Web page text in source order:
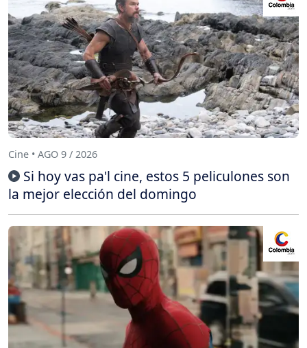
Cine • AGO 9 / 2026
Si hoy vas pa'l cine, estos 5 peliculones son
la mejor elección del domingo